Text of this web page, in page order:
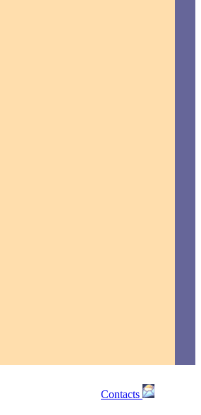
Contacts